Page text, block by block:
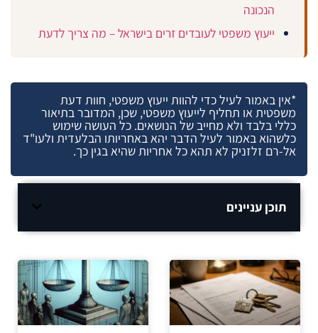
הנכונה
ייעוץ משפטי לעובדים זרים בישראל – מה צריך לדעת
*אין באמור לעיל כדי להוות ייעוץ משפטי, חוות דעת
משפטית או תחליף לייעוץ משפטי, שכן, המדובר בתיאור
כללי בלבד ולא מחייב של הנושאים. כל העושה שימוש
כלשהוא באמור לעיל הדבר יהא באחריותו הבלעדית ולעו"ד
אל-רם זלזניק לא תהא כל אחריות שהיא בגין כך.
תוכן עניינים